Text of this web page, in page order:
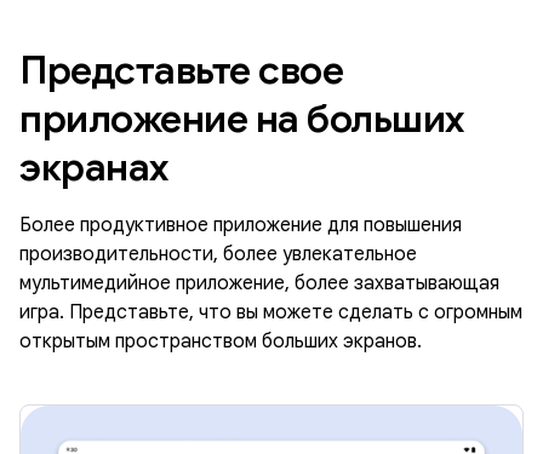
Представьте свое
приложение на больших
экранах
Более продуктивное приложение для повышения
производительности, более увлекательное
мультимедийное приложение, более захватывающая
игра. Представьте, что вы можете сделать с огромным
открытым пространством больших экранов.